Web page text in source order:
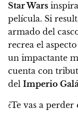
Star Wars
película. Si
armado del
recrea el
un impactante
cuenta con
del Imperio
¿Te vas a